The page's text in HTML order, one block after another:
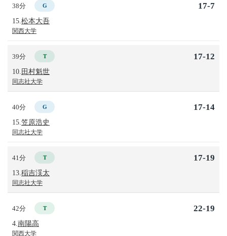
38分 G
15. 松本大吾
関西大学
17-7
39分 T
10. 田村魁世
同志社大学
17-12
40分 G
15. 笠原浩史
同志社大学
17-14
41分 T
13. 稲吉渓太
同志社大学
17-19
42分 T
4. 南陽高
関西大学
22-19